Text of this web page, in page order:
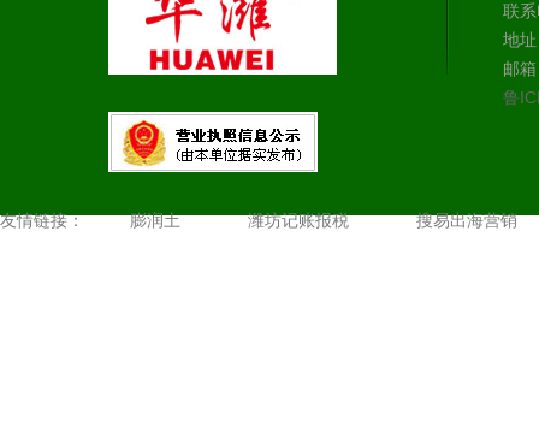
联
地
邮
鲁
友情链接： 膨润土 潍坊记账报税 搜易出海营销